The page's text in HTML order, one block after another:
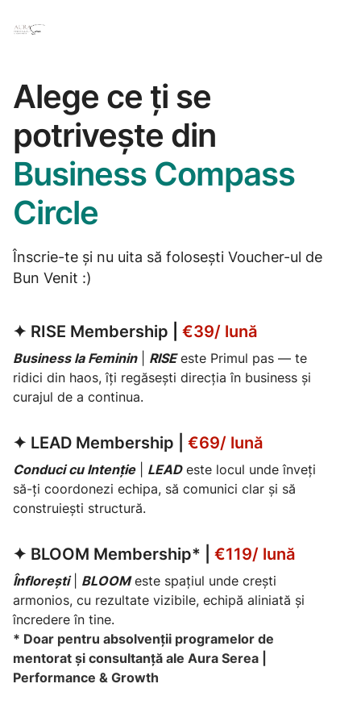
Alege ce ți se
potrivește din
Business Compass
Circle
Înscrie-te și nu uita să folosești Voucher-ul de
Bun Venit :)
✦ RISE Membership €39/ lună
Business la Feminin| RISEeste Primul pas — te
ridici din haos, îți regăsești direcția în business și
curajul de a continua.
✦ LEAD Membership €69/ lună
Conduci cu Intenție| LEADeste locul unde înveți
să-ți coordonezi echipa, să comunici clar și să
construiești structură.
✦ BLOOM Membership* €119/ lună
Înflorești| BLOOMeste spațiul unde crești
armonios, cu rezultate vizibile, echipă aliniată și
încredere în tine.
* Doar pentru absolvenții programelor de
mentorat și consultanță ale Aura Serea |
Performance & Growth